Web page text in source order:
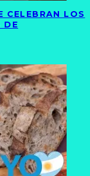
CELEBRAN LOS
DE